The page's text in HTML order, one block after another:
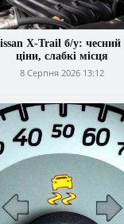
X-Trail б/у: чесний
ціни, слабкі місця
8 Серпня 2026 13:12